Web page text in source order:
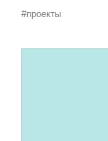
#проекты